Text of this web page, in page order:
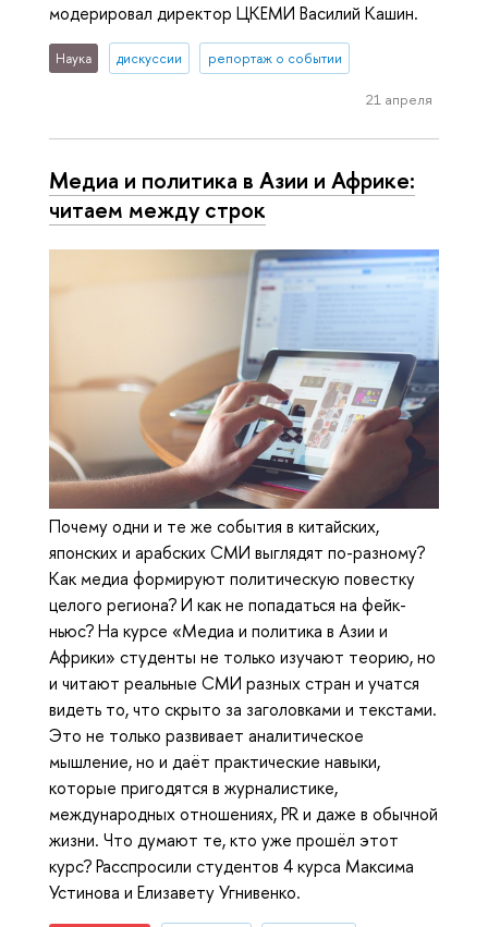
модерировал директор ЦКЕМИ Василий Кашин.
Наука дискуссии репортаж о событии
21 апреля
Медиа и политика в Азии и Африке:
читаем между строк
Почему одни и те же события в китайских,
японских и арабских СМИ выглядят по-разному?
Как медиа формируют политическую повестку
целого региона? И как не попадаться на фейк-
ньюс? На курсе «Медиа и политика в Азии и
Африки» студенты не только изучают теорию, но
и читают реальные СМИ разных стран и учатся
видеть то, что скрыто за заголовками и текстами.
Это не только развивает аналитическое
мышление, но и даёт практические навыки,
которые пригодятся в журналистике,
международных отношениях, PR и даже в обычной
жизни. Что думают те, кто уже прошёл этот
курс? Расспросили студентов 4 курса Максима
Устинова и Елизавету Угнивенко.